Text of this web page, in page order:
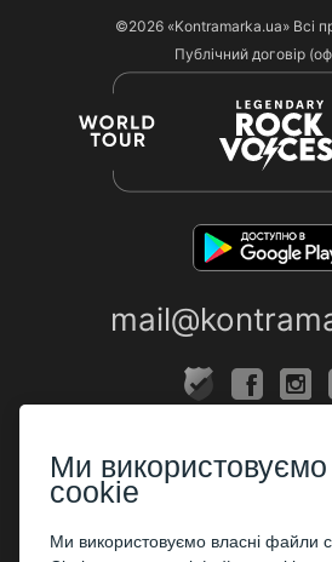
©2026 «Kontramarka.ua»Всі
Публічний договір
Каси
ПАРТНЕРАМ
Ми
cookie
Ми використовуємо власні файли